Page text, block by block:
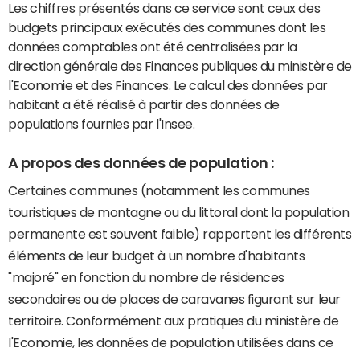
Les chiffres présentés dans ce service sont ceux des
budgets principaux exécutés des communes dont les
données comptables ont été centralisées par la
direction générale des Finances publiques du ministère de
l'Economie et des Finances. Le calcul des données par
habitant a été réalisé à partir des données de
populations fournies par l'Insee.
A propos des données de population :
Certaines communes (notamment les communes
touristiques de montagne ou du littoral dont la population
permanente est souvent faible) rapportent les différents
éléments de leur budget à un nombre d'habitants
"majoré" en fonction du nombre de résidences
secondaires ou de places de caravanes figurant sur leur
territoire. Conformément aux pratiques du ministère de
l'Economie, les données de population utilisées dans ce